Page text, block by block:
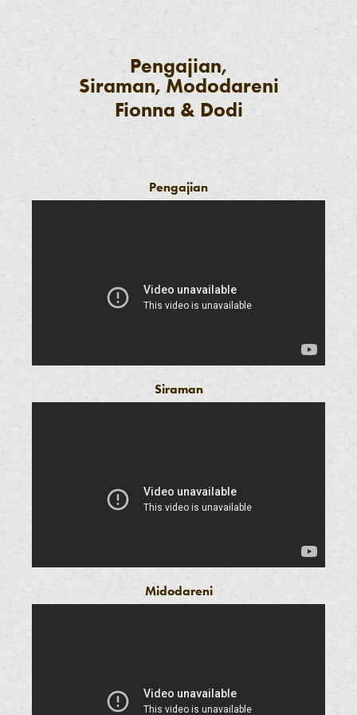
Pengajian,
Siraman, Mododareni
Fionna & Dodi
Pengajian
Siraman
Midodareni